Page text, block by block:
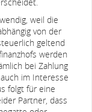
weil die
von der
geltend
werden
bei Zahlung
im Interesse
folgt für eine
Partner, dass